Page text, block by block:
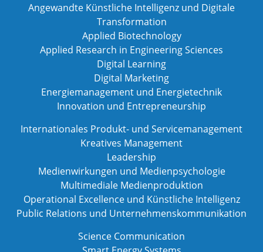
Angewandte Künstliche Intelligenz und Digitale
Transformation
Applied Biotechnology
Applied Research in Engineering Sciences
Digital Learning
Digital Marketing
Energiemanagement und Energietechnik
Innovation und Entrepreneurship
Internationales Produkt- und Servicemanagement
Kreatives Management
Leadership
Medienwirkungen und Medienpsychologie
Multimediale Medienproduktion
Operational Excellence und Künstliche Intelligenz
Public Relations und Unternehmenskommunikation
Science Communication